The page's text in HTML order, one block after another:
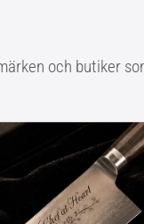
och butiker